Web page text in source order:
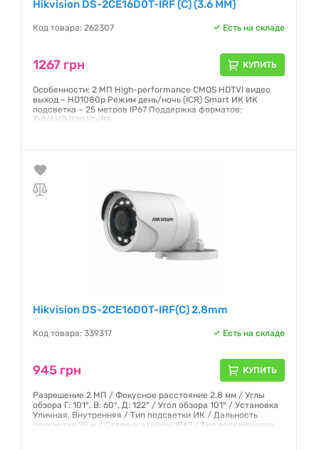
Hikvision DS-2CE16D0T-IRF (C) (3.6 ММ)
Код товара: 262307 Есть на складе
1267 грн КУПИТЬ
Особенности: 2 МП High-performance CMOS HDTVI видео
выход – HD1080p Режим день/ночь (ICR) Smart ИК ИК
подсветка – 25 метров IP67 Поддержка форматов:
TVI/AHD/CVI/CVBS
Hikvision DS-2CE16D0T-IRF(C) 2.8mm
Код товара: 339317 Есть на складе
945 грн КУПИТЬ
Разрешение 2 МП / Фокусное расстояние 2.8 мм / Углы
обзора Г: 101°, В: 60°, Д: 122° / Угол обзора 101° / Установка
Уличная, Внутренняя / Тип подсветки ИК / Дальность
подсветки 25 м / Степень защиты IP67 / Тип подключения